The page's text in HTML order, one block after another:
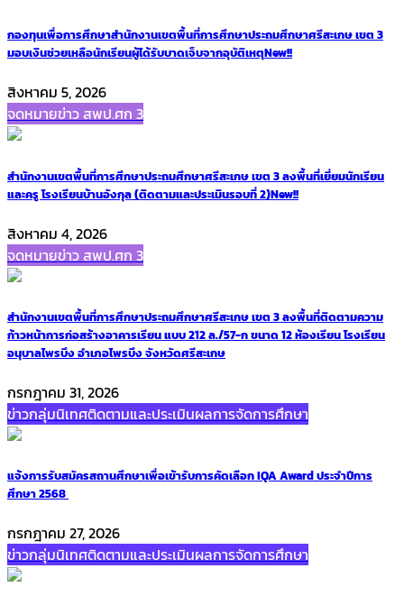
กองทุนเพื่อการศึกษาสำนักงานเขตพื้นที่การศึกษาประถมศึกษาศรีสะเกษ เขต 3
มอบเงินช่วยเหลือนักเรียนผู้ได้รับบาดเจ็บจากอุบัติเหตุNew!!
สิงหาคม 5, 2026
จดหมายข่าว สพป.ศก 3
สำนักงานเขตพื้นที่การศึกษาประถมศึกษาศรีสะเกษ เขต 3 ลงพื้นที่เยี่ยมนักเรียน
และครู โรงเรียนบ้านอังกุล (ติดตามและประเมินรอบที่ 2)New!!
สิงหาคม 4, 2026
จดหมายข่าว สพป.ศก 3
สำนักงานเขตพื้นที่การศึกษาประถมศึกษาศรีสะเกษ เขต 3 ลงพื้นที่ติดตามความ
ก้าวหน้าการก่อสร้างอาคารเรียน แบบ 212 ล./57-ก ขนาด 12 ห้องเรียน โรงเรียน
อนุบาลไพรบึง อำเภอไพรบึง จังหวัดศรีสะเกษ
กรกฎาคม 31, 2026
ข่าวกลุ่มนิเทศติดตามและประเมินผลการจัดการศึกษา
แจ้งการรับสมัครสถานศึกษาเพื่อเข้ารับการคัดเลือก IQA Award ประจำปีการ
ศึกษา 2568
กรกฎาคม 27, 2026
ข่าวกลุ่มนิเทศติดตามและประเมินผลการจัดการศึกษา